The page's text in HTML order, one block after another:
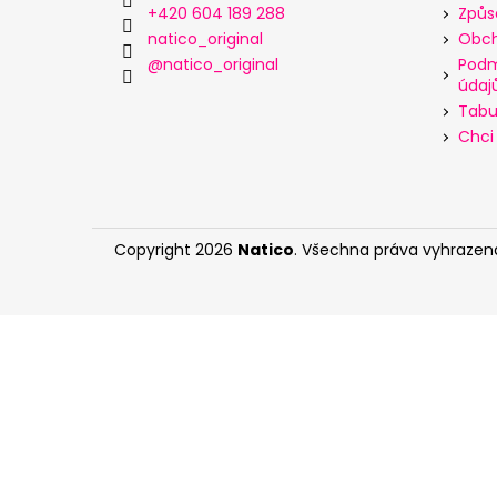
+420 604 189 288
natico_original
@natico_original
Copyright 2026 Natico. Všechna práva